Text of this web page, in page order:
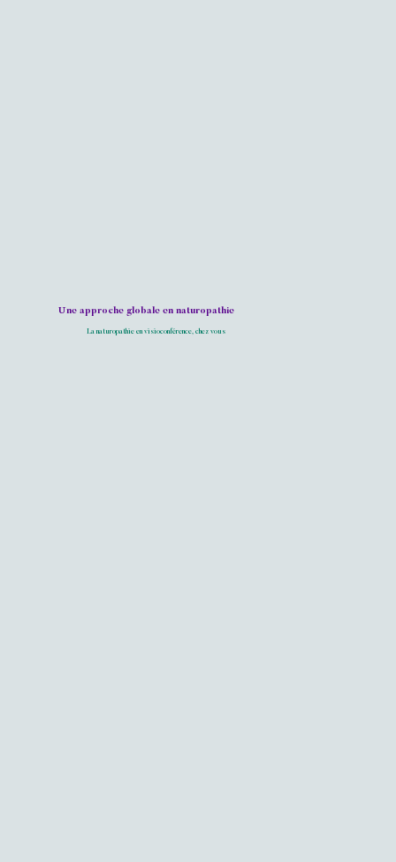
Une approche globale en naturopathie
La naturopathie en visioconférence, chez vous